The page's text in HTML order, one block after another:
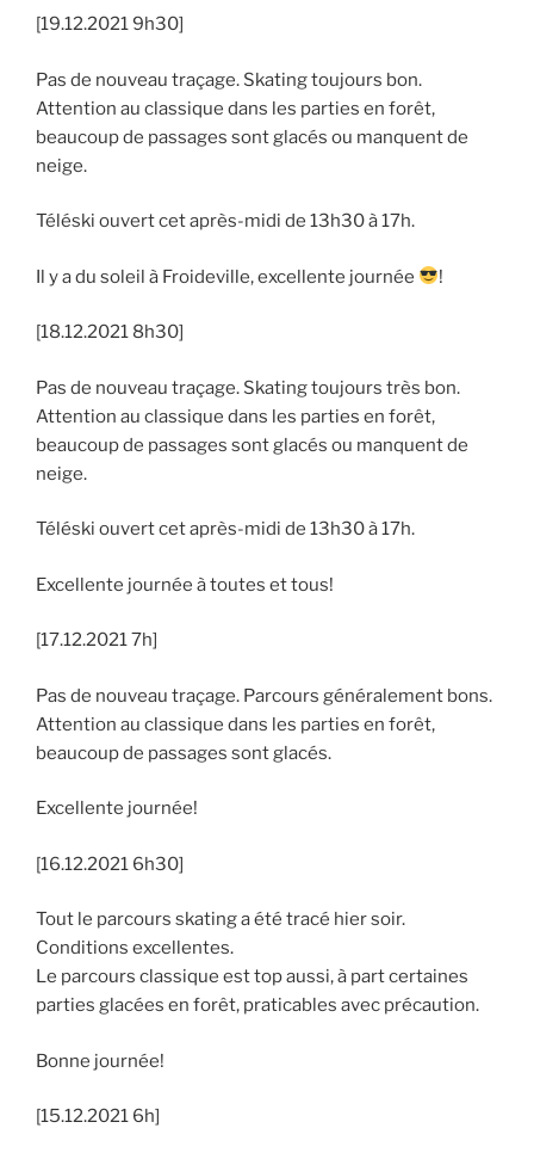
[19.12.2021 9h30]
Pas de nouveau traçage. Skating toujours bon.
Attention au classique dans les parties en forêt,
beaucoup de passages sont glacés ou manquent de
neige.
Téléski ouvert cet après-midi de 13h30 à 17h.
Il y a du soleil à Froideville, excellente journée !
[18.12.2021 8h30]
Pas de nouveau traçage. Skating toujours très bon.
Attention au classique dans les parties en forêt,
beaucoup de passages sont glacés ou manquent de
neige.
Téléski ouvert cet après-midi de 13h30 à 17h.
Excellente journée à toutes et tous!
[17.12.2021 7h]
Pas de nouveau traçage. Parcours généralement bons.
Attention au classique dans les parties en forêt,
beaucoup de passages sont glacés.
Excellente journée!
[16.12.2021 6h30]
Tout le parcours skating a été tracé hier soir.
Conditions excellentes.
Le parcours classique est top aussi, à part certaines
parties glacées en forêt, praticables avec précaution.
Bonne journée!
[15.12.2021 6h]